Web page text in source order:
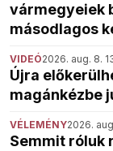
vármegyeiek
másodlagos
VIDEÓ2026. aug. 8.
Újra
magánkézbe
VÉLEMÉNY2026.
Semmit róluk